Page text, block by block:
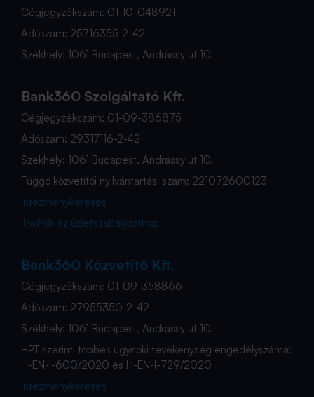
Cégjegyzékszám: 01-10-048921
Adószám: 25716355-2-42
Székhely: 1061 Budapest, Andrássy út 10.
Bank360 Szolgáltató Kft.
Cégjegyzékszám: 01-09-386875
Adószám: 29317116-2-42
Székhely: 1061 Budapest, Andrássy út 10.
Függő közvetítői nyilvántartási szám: 221072600123
Intézménykeresés
Tovább az üzletszabályzathoz
Bank360 Közvetítő Kft.
Cégjegyzékszám: 01-09-358866
Adószám: 27955350-2-42
Székhely: 1061 Budapest, Andrássy út 10.
HPT szerinti többes ügynöki tevékenység engedélyszáma:
H-EN-I-600/2020 és H-EN-I-729/2020
Intézménykeresés